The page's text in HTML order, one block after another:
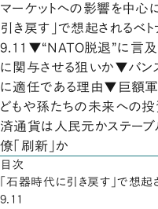
マーケットへの影響を中
引き戻す」で想起されるベト
9.11▼“NATO脱退”に言及
に関与させる狙いか▼バン
に適任である理由▼巨額
どもや孫たちの未来への
済通貨は人民元かステー
僚「刷新」か
目次
「石器時代に引き戻す」で想起
9.11